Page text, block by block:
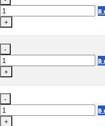
+
В
-
+
В
-
+
В